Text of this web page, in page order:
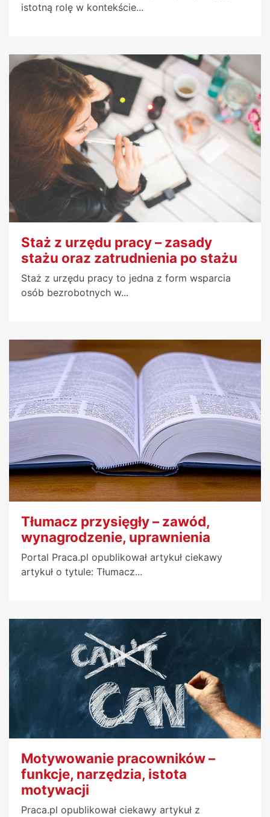
istotną rolę w kontekście...
Staż z urzędu pracy – zasady
stażu oraz zatrudnienia po stażu
Staż z urzędu pracy to jedna z form wsparcia
osób bezrobotnych w...
Tłumacz przysięgły – zawód,
wynagrodzenie, uprawnienia
Portal Praca.pl opublikował artykuł ciekawy
artykuł o tytule: Tłumacz...
Motywowanie pracowników –
funkcje, narzędzia, istota
motywacji
Praca.pl opublikował ciekawy artykuł z